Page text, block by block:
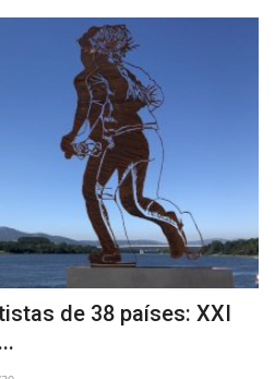
de 38 países: XXI